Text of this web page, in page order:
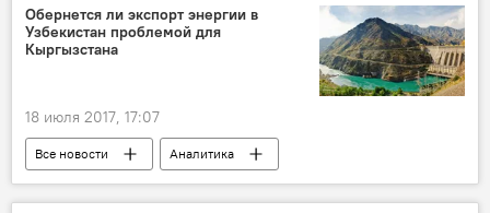
Обернется ли экспорт энергии в
Узбекистан проблемой для
Кыргызстана
18 июля 2017, 17:07
Все новости
Аналитика
Кыргызстан
Узбекистан